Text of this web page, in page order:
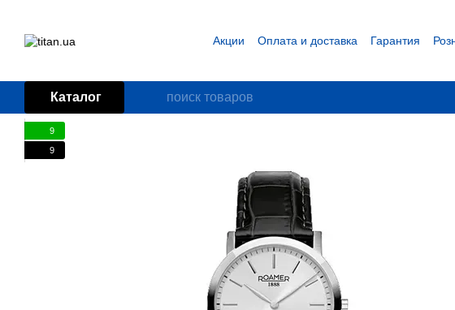
Акции Оплата и доставка Гарантия
Каталог
9
9